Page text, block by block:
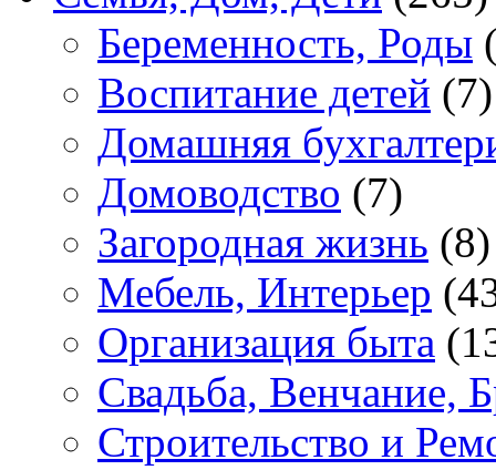
Беременность, Роды
Воспитание детей (7)
Домашняя
Домоводство (7)
Загородная жизнь (8)
Мебель, Интерьер
Организация быта
Свадьба, Венчание,
Строительство и